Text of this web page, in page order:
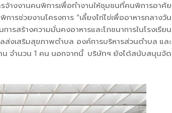
างงานคนพิการเพื่อทำงานให้ชุมชนที่คนพิการอาศัย
รช่วยงานโครงการ "เลี้ยงไก่ไข่เพื่ออาหารกลางวัน
ารสร้างความมั่นคงอาหารและโภชนาการในโรงเรียน
ส่งเสริมสุขภาพตำบล องค์การบริหารส่วนตำบล และ
น จำนวน 1 คน นอกจากนี้ บริษัทฯ ยังได้สนับสนุนจัด